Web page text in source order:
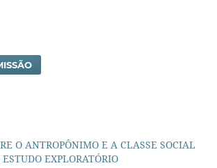
O ANTROPÔNIMO E A CLASSE SOCIAL
EXPLORATÓRIO